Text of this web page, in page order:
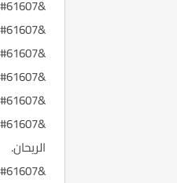
&#61607; تجنبي وضع العطور بعد تناول الأطعمة الحريفة، مثل: البصل والثوم والسمك والكاري وغيرها؛ فمثل هذه الأطعمة تصل إلى البشرة وتؤثر على رائحة العطر.
&#61607; لا تضعي العطور وأنت متوترة أو في حالة نفسية سيئة؛ ففي هذه الحالة تؤثر العطور بشكل مباشر على الأعصاب ذات الصلة بحاسة الشم.
&#61607; تجنبي وضع المساحيق والكريمات بكثرة حتى لا تنغلق مسام البشرة، وهو ما يمنع خروج العرق فتتكون البثور والحبيبات.
&#61607; تجنبي تناول الأطعمة الدسمة فهي تزيد من شعورك بحرارة الجو فضلاً عن تأثيرها الضار على الجلد، لاسيما بشرة الوجه.
&#61607; إذا كان شعرك طويلاً فارفعيه لأعلى حتى لا تشعري بالحر، ومن ثم تقل نسبة العرق.
الريحان.
&#61607; علاج الأسباب المرضية مثل السمنة والسكر مهم جدا ولا يجب إغفاله.